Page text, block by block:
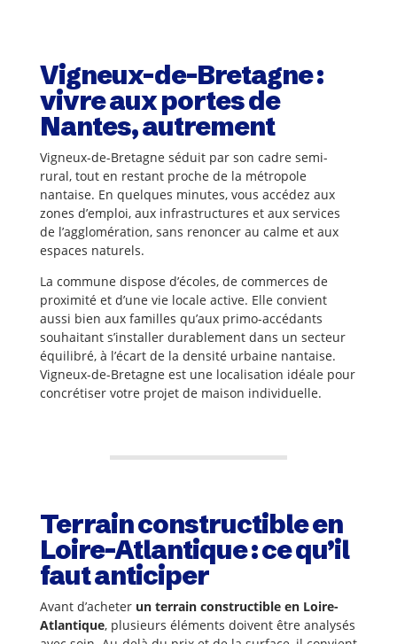
Vigneux-de-Bretagne :
vivre aux portes de
Nantes, autrement
Vigneux-de-Bretagne séduit par son cadre semi-
rural, tout en restant proche de la métropole
nantaise. En quelques minutes, vous accédez aux
zones d’emploi, aux infrastructures et aux services
de l’agglomération, sans renoncer au calme et aux
espaces naturels.
La commune dispose d’écoles, de commerces de
proximité et d’une vie locale active. Elle convient
aussi bien aux familles qu’aux primo-accédants
souhaitant s’installer durablement dans un secteur
équilibré, à l’écart de la densité urbaine nantaise.
Vigneux-de-Bretagne est une localisation idéale pour
concrétiser votre projet de maison individuelle.
Terrain constructible en
Loire-Atlantique : ce qu’il
faut anticiper
Avant d’acheter un terrain constructible en Loire-
Atlantique, plusieurs éléments doivent être analysés